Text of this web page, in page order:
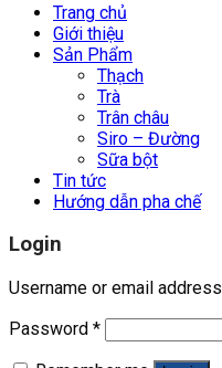
Trang chủ
Giới thiệu
Sản Phẩm
Thạch
Trà
Trân châu
Siro – Đường
Sữa bột
Tin tức
Hướng dẫn pha chế
Login
Username or email address
Password *